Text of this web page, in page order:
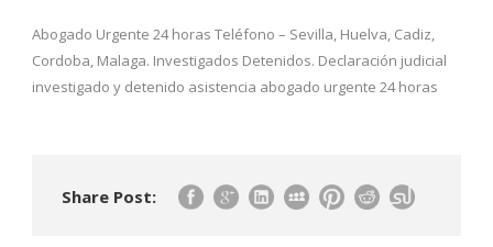
Abogado Urgente 24 horas Teléfono – Sevilla, Huelva, Cadiz,
Cordoba, Malaga. Investigados Detenidos. Declaración judicial
investigado y detenido asistencia abogado urgente 24 horas
Share Post: